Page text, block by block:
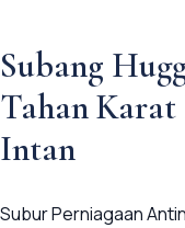
Subang
Tahan Karat
Intan
Subur Perniagaan